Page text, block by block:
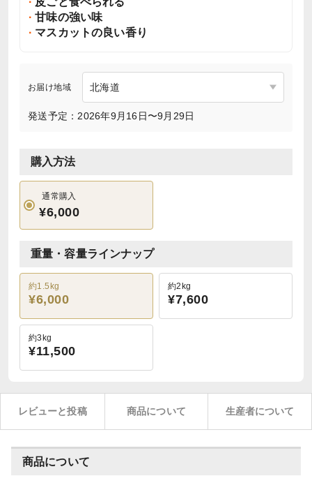
甘味の強い味
マスカットの良い香り
お届け地域
発送予定：2026年9月16日〜9月29日
購入方法
通常購入
¥6,000
重量・容量ラインナップ
約1.5kg
¥6,000
約2kg
¥7,600
約3kg
¥11,500
レビューと投稿 商品について 生産者について
商品について